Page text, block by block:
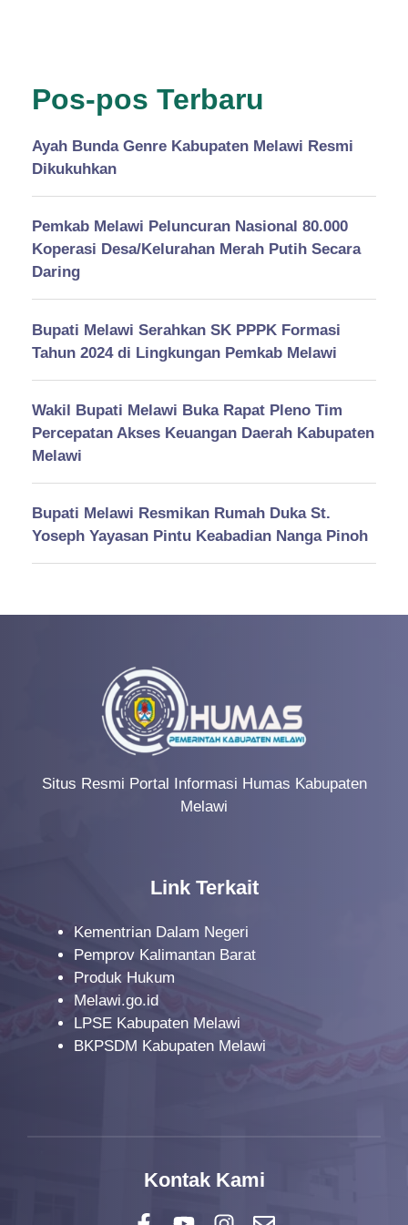
Pos-pos Terbaru
Ayah Bunda Genre Kabupaten Melawi Resmi
Dikukuhkan
Pemkab Melawi Peluncuran Nasional 80.000
Koperasi Desa/Kelurahan Merah Putih Secara
Daring
Bupati Melawi Serahkan SK PPPK Formasi
Tahun 2024 di Lingkungan Pemkab Melawi
Wakil Bupati Melawi Buka Rapat Pleno Tim
Percepatan Akses Keuangan Daerah Kabupaten
Melawi
Bupati Melawi Resmikan Rumah Duka St.
Yoseph Yayasan Pintu Keabadian Nanga Pinoh
Situs Resmi Portal Informasi Humas Kabupaten
Melawi
Link Terkait
Kementrian Dalam Negeri
Pemprov Kalimantan Barat
Produk Hukum
Melawi.go.id
LPSE Kabupaten Melawi
BKPSDM Kabupaten Melawi
Kontak Kami